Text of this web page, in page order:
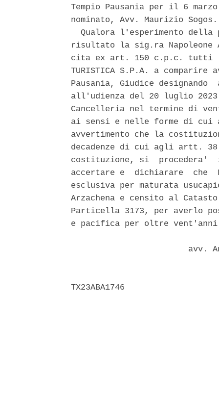
Tempio Pausania per il 6
nominato, Avv. Maurizio
Qualora l'esperimento della
risultato la sig.ra Napoleone
cita ex art. 150 c.p.c. tutti  i
TURISTICA S.P.A. a
Pausania, Giudice
all'udienza del 20 luglio
Cancelleria nel termine di
ai sensi e nelle forme di
avvertimento che la
decadenze di cui agli artt.
costituzione, si  procedera'
accertare e  dichiarare  che
esclusiva per maturata
Arzachena e censito al
Particella 3173, per averlo
e pacifica per oltre
avv.